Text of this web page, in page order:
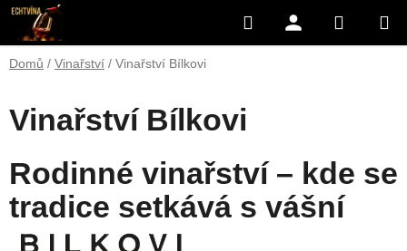
Přejít
obsah
Hledat
KOŠÍK
Domů / Vinařství / Vinařství Bílkovi
Vinařství Bílkovi
Rodinné vinařství – kde se
tradice setkává s vášní